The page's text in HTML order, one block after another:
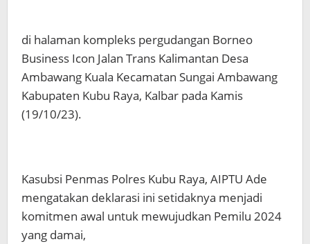
di halaman kompleks pergudangan Borneo
Business Icon Jalan Trans Kalimantan Desa
Ambawang Kuala Kecamatan Sungai Ambawang
Kabupaten Kubu Raya, Kalbar pada Kamis
(19/10/23).
Kasubsi Penmas Polres Kubu Raya, AIPTU Ade
mengatakan deklarasi ini setidaknya menjadi
komitmen awal untuk mewujudkan Pemilu 2024
yang damai,